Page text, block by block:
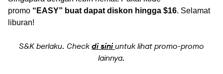
promo “EASY” buat dapat diskon hingga $16. Selamat
liburan!
S&K berlaku. Checkdi siniuntuk lihat promo-promo
lainnya.